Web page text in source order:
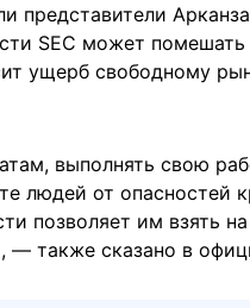
представители
SEC может
ущерб свободному
выполнять свою
людей от опасностей
позволяет им взять
— также сказано в